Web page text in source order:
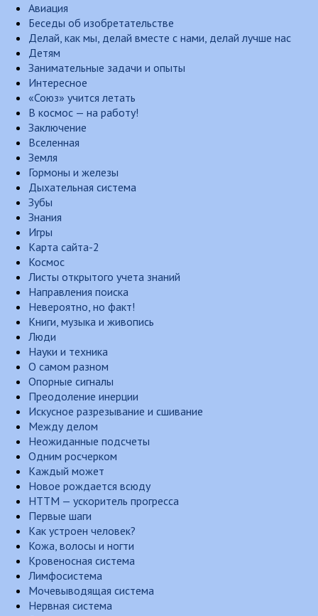
Авиация
Беседы об изобретательстве
Делай, как мы, делай вместе с нами, делай лучше нас
Детям
Занимательные задачи и опыты
Интересное
«Союз» учится летать
В космос — на работу!
Заключение
Вселенная
Земля
Гормоны и железы
Дыхательная система
Зубы
Знания
Игры
Карта сайта-2
Космос
Листы открытого учета знаний
Направления поиска
Невероятно, но факт!
Книги, музыка и живопись
Люди
Науки и техника
О самом разном
Опорные сигналы
Преодоление инерции
Искусное разрезывание и сшивание
Между делом
Неожиданные подсчеты
Одним росчерком
Каждый может
Новое рождается всюду
НТТМ — ускоритель прогресса
Первые шаги
Как устроен человек?
Кожа, волосы и ногти
Кровеносная система
Лимфосистема
Мочевыводящая система
Нервная система